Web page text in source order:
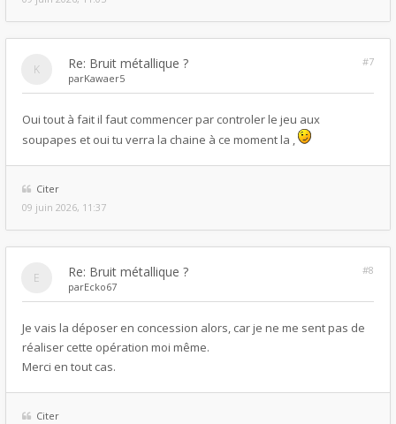
Re: Bruit métallique ?
#7
parKawaer5
Oui tout à fait il faut commencer par controler le jeu aux
soupapes et oui tu verra la chaine à ce moment la ,
Citer
09 juin 2026, 11:37
Re: Bruit métallique ?
#8
parEcko67
Je vais la déposer en concession alors, car je ne me sent pas de
réaliser cette opération moi même.
Merci en tout cas.
Citer